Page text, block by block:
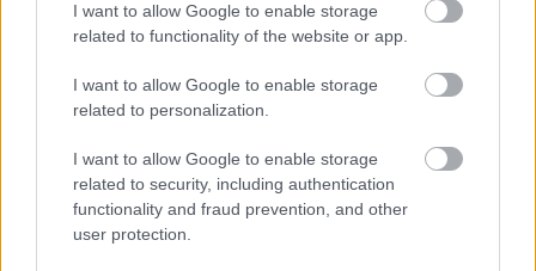
I want to allow Google to enable storage
related to functionality of the website or app.
I want to allow Google to enable storage
related to personalization.
I want to allow Google to enable storage
related to security, including authentication
functionality and fraud prevention, and other
user protection.
Cukibb család nem volt
halloweenkor: Justin Timberlake
Lego-bábukká változtak